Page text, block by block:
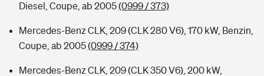
Diesel, Coupe, ab 2005(0999 / 373)
Mercedes-Benz CLK, 209 (CLK 280 V6), 170 kW, Benzin,
Coupe, ab 2005(0999 / 374)
Mercedes-Benz CLK, 209 (CLK 350 V6), 200 kW,